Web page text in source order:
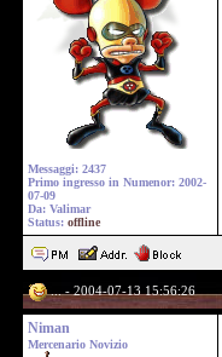
Messaggi: 2437
Primo ingresso in Numenor: 2002-
07-09
Da: Valimar
Status: offline
... - 2004-07-13 15:56:26
Niman
Mercenario Novizio